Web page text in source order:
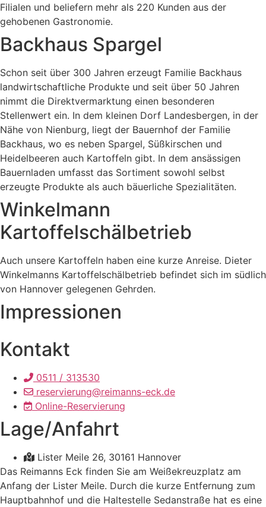
Filialen und beliefern mehr als 220 Kunden aus der
gehobenen Gastronomie.
Backhaus Spargel
Schon seit über 300 Jahren erzeugt Familie Backhaus
landwirtschaftliche Produkte und seit über 50 Jahren
nimmt die Direktvermarktung einen besonderen
Stellenwert ein. In dem kleinen Dorf Landesbergen, in der
Nähe von Nienburg, liegt der Bauernhof der Familie
Backhaus, wo es neben Spargel, Süßkirschen und
Heidelbeeren auch Kartoffeln gibt. In dem ansässigen
Bauernladen umfasst das Sortiment sowohl selbst
erzeugte Produkte als auch bäuerliche Spezialitäten.
Winkelmann
Kartoffelschälbetrieb
Auch unsere Kartoffeln haben eine kurze Anreise. Dieter
Winkelmanns Kartoffelschälbetrieb befindet sich im südlich
von Hannover gelegenen Gehrden.
Impressionen
Kontakt
0511 / 313530
reservierung@reimanns-eck.de
Online-Reservierung
Lage/Anfahrt
Lister Meile 26, 30161 Hannover
Das Reimanns Eck finden Sie am Weißekreuzplatz am
Anfang der Lister Meile. Durch die kurze Entfernung zum
Hauptbahnhof und die Haltestelle Sedanstraße hat es eine